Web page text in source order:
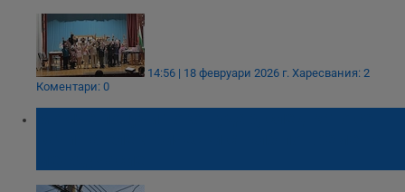
14:56 | 18 февруари 2026 г. Харесвания: 2
Коментари: 0